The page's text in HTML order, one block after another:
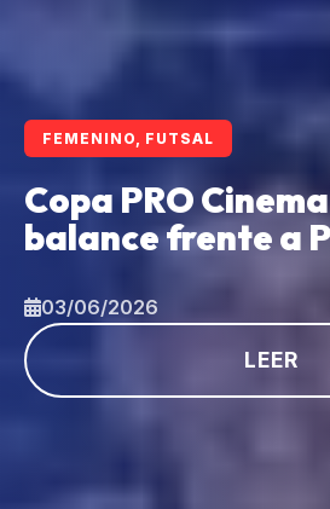
FEMENINO, FUTSAL
Copa PRO
balance frente a
03/06/2026
LEER